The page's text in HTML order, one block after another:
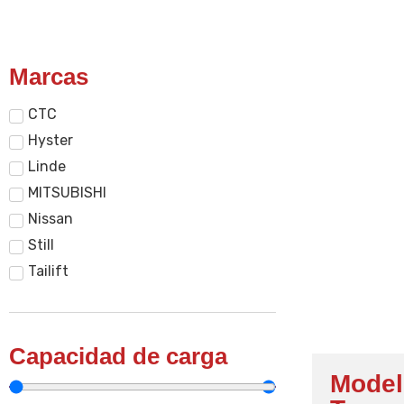
Marcas
CTC
Hyster
Linde
MITSUBISHI
Nissan
Still
Tailift
Capacidad de carga